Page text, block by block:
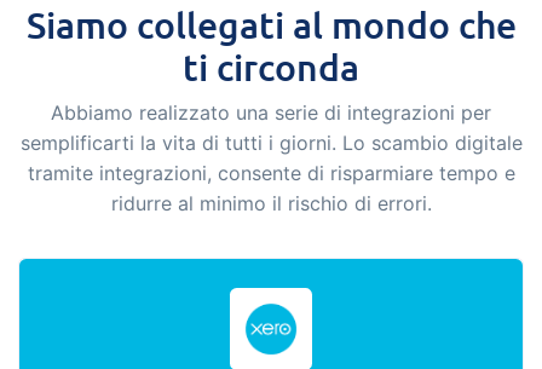
Siamo collegati al mondo che
ti circonda
Abbiamo realizzato una serie di integrazioni per
semplificarti la vita di tutti i giorni. Lo scambio digitale
tramite integrazioni, consente di risparmiare tempo e
ridurre al minimo il rischio di errori.